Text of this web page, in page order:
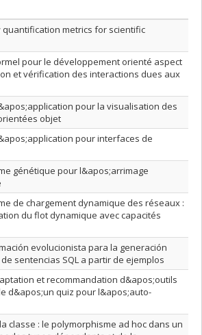
descending order
quantification metrics for scientific
pour le développement orienté aspect
et vérification des interactions dues aux
pour la visualisation des
objet
pour interfaces de
génétique pour l&apos;arrimage
de chargement dynamique des réseaux :
du flot dynamique avec capacités
evolucionista para la generación
sentencias SQL a partir de ejemplos
et recommandation d&apos;outils
d&apos;un quiz pour l&apos;auto-
classe : le polymorphisme ad hoc dans un